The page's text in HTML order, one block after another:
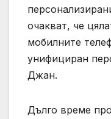
очакват, че
мобилните
унифициран
Джан.
Дълго време